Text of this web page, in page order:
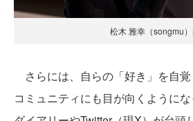
松木 雅幸（songmu
さらには、自らの「好き」を自覚
コミュニティにも目が向くように